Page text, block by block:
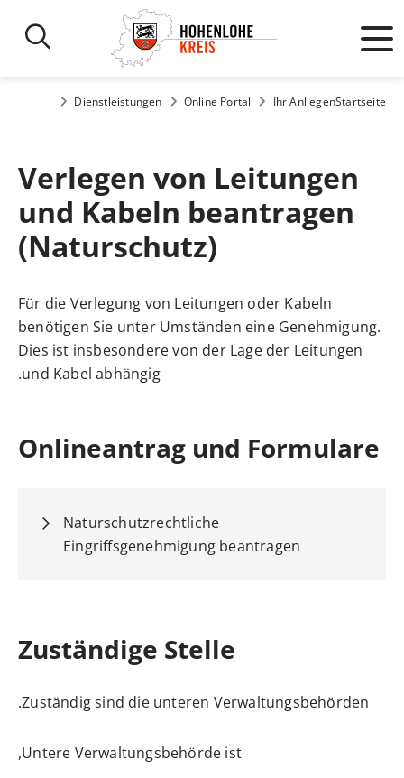
Startseite
Ihr Anliegen
Online Portal
Dienstleistungen
Verlegen von Leitungen
und Kabeln beantragen
(Naturschutz)
Für die Verlegung von Leitungen oder Kabeln
benötigen Sie unter Umständen eine Genehmigung.
Dies ist insbesondere von der Lage der Leitungen
und Kabel abhängig.
Onlineantrag und Formulare
Naturschutzrechtliche
Eingriffsgenehmigung beantragen
Zuständige Stelle
Zuständig sind die unteren Verwaltungsbehörden.
Untere Verwaltungsbehörde ist,